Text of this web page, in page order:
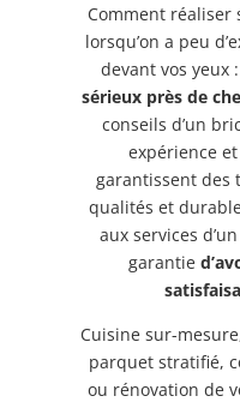
Comment réaliser
lorsqu’on a peu
devant vos yeux :
sérieux près de
conseils d’un
expérience
garantissent des
qualités et
aux services
garantie
Cuisine sur-
parquet stratifié,
ou rénovation de